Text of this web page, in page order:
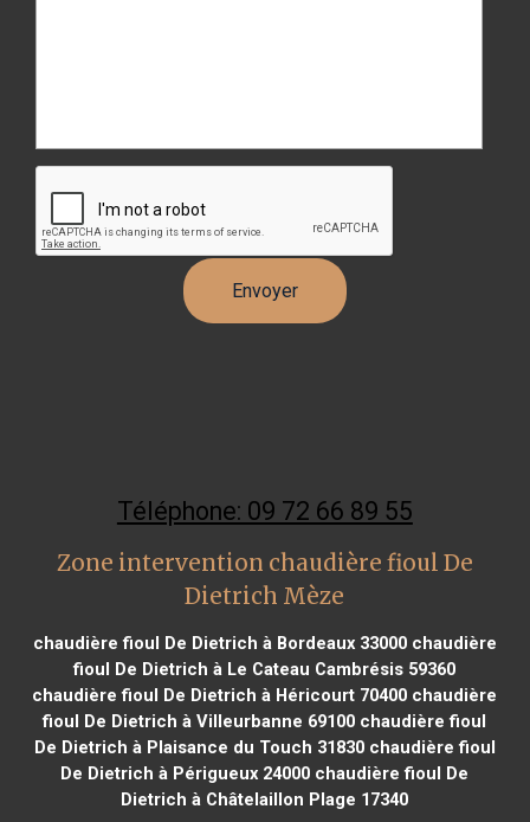
Téléphone: 09 72 66 89 55
Zone intervention chaudière fioul De
Dietrich Mèze
chaudière fioul De Dietrich à Bordeaux 33000chaudière
fioul De Dietrich à Le Cateau Cambrésis 59360
chaudière fioul De Dietrich à Héricourt 70400 chaudière
fioul De Dietrich à Villeurbanne 69100 chaudière fioul
De Dietrich à Plaisance du Touch 31830chaudière fioul
De Dietrich à Périgueux 24000 chaudière fioul De
Dietrich à Châtelaillon Plage 17340